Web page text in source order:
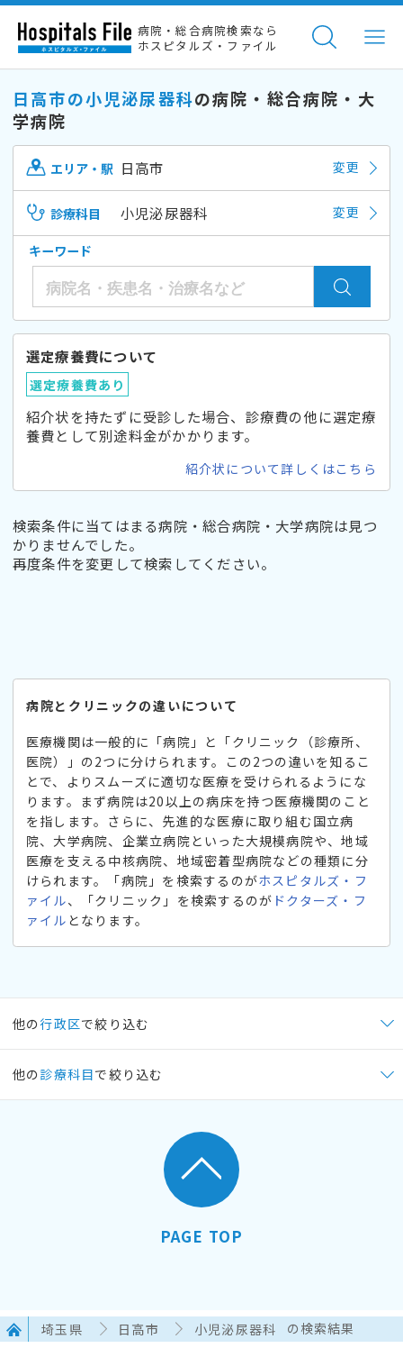
病院・総合病院検索なら
ホスピタルズ・ファイル
日高市の小児泌尿器科の病院・総合病院・大
学病院
エリア・駅 日高市 変更
診療科目 小児泌尿器科 変更
キーワード
選定療養費について
選定療養費あり
紹介状を持たずに受診した場合、診療費の他に選定療
養費として別途料金がかかります。
紹介状について詳しくはこちら
検索条件に当てはまる病院・総合病院・大学病院は見つ
かりませんでした。
再度条件を変更して検索してください。
病院とクリニックの違いについて
医療機関は一般的に「病院」と「クリニック（診療所、
医院）」の2つに分けられます。この2つの違いを知るこ
とで、よりスムーズに適切な医療を受けられるようにな
ります。まず病院は20以上の病床を持つ医療機関のこと
を指します。さらに、先進的な医療に取り組む国立病
院、大学病院、企業立病院といった大規模病院や、地域
医療を支える中核病院、地域密着型病院などの種類に分
けられます。「病院」を検索するのがホスピタルズ・フ
ァイル、「クリニック」を検索するのが ドクターズ・フ
ァイル となります。
他の行政区で絞り込む
他の 診療科目で絞り込む
PAGE TOP
埼玉県 日高市 小児泌尿器科 の検索結果